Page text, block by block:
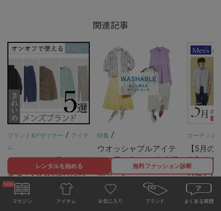
関連記事
ブランド&デザイナー / アイテ
ム
オンもオフも品よく決
まる！大人男性のため
の“ちょうどいい”きれ
いめブランド5選
特集 /
ウオッシャブルアイテ
ムで手に入れる"快適通
勤コーデ”
2023.06.28
コーディネ
【5月の
装】上旬
の違いは
ン別コー
マガジン アイテム お気に入り ブランド よくある質問
レンタルを始める 無料ファッション診断